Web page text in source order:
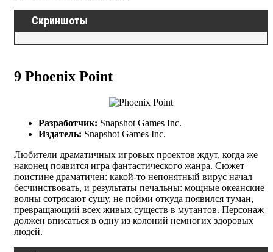
Скриншоты
9 Phoenix Point
Разработчик: Snapshot Games Inc.
Издатель: Snapshot Games Inc.
Любители драматичных игровых проектов ждут, когда же
наконец появится игра фантастического жанра. Сюжет
поистине драматичен: какой-то непонятный вирус начал
бесчинствовать, и результаты печальны: мощные океанские
волны сотрясают сушу, не пойми откуда появился туман,
превращающий всех живых существ в мутантов. Персонаж
должен вписаться в одну из колоний немногих здоровых
людей.